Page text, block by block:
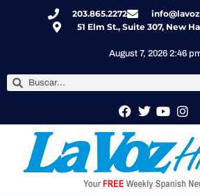
203.865.2272
51 Elm St., Suite 307, New
August 7, 2026 2:46